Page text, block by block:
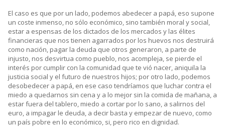
El caso es que por un lado, podemos abedecer a papá, eso supone
un coste inmenso, no sólo económico, sino también moral y social,
estar a espensas de los dictados de los mercados y las élites
financieras que nos tienen agarrados por los huevos nos destruirá
como nación, pagar la deuda que otros generaron, a parte de
injusto, nos desvirtua como pueblo, nos acompleja, se pierde el
interés por cumplir con la comunidad que te vió nacer, aniquila la
justicia social y el futuro de nuestros hijos; por otro lado, podemos
desobedecer a papá, en ese caso tendríamos que luchar contra el
miedo a quedarnos sin cena y a lo mejor sin la comida de mañana, a
estar fuera del tablero, miedo a cortar por lo sano, a salirnos del
euro, a impagar le deuda, a decir basta y empezar de nuevo, como
un país pobre en lo económico, si, pero rico en dignidad.